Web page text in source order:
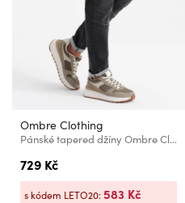
Ombre Clothing
Pánské tapered džíny Ombre Clothing
729 Kč
s kódem LETO20:583 Kč